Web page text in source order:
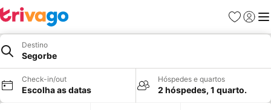
Favoritos
Iniciar
Destino
Segorbe
Check-in/out
Escolha as datas
Hóspedes e quartos
2 hóspedes, 1 quarto.